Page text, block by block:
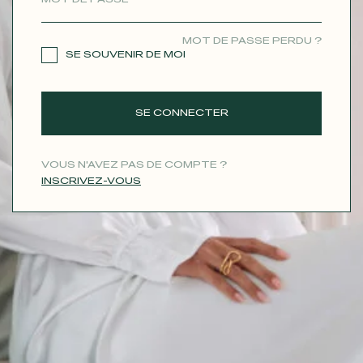
MOT DE PASSE PERDU ?
SE SOUVENIR DE MOI
SE CONNECTER
VOUS N'AVEZ PAS DE COMPTE ?
INSCRIVEZ-VOUS